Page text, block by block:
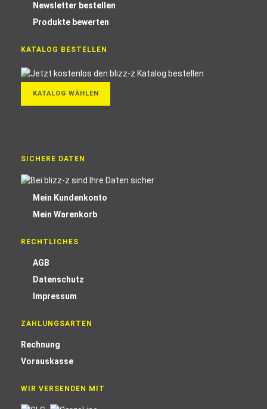
Newsletter bestellen
Produkte bewerten
KATALOG BESTELLEN
KATALOG WÄHLEN
SICHERE DATEN
Mein Kundenkonto
Mein Warenkorb
RECHTLICHES
AGB
Datenschutz
Impressum
ZAHLUNGSARTEN
Rechnung
Vorauskasse
WIR VERSENDEN MIT